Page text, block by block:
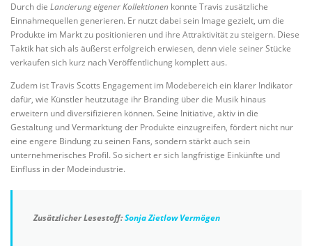
Durch die Lancierung eigener Kollektionen konnte Travis zusätzliche
Einnahmequellen generieren. Er nutzt dabei sein Image gezielt, um die
Produkte im Markt zu positionieren und ihre Attraktivität zu steigern. Diese
Taktik hat sich als äußerst erfolgreich erwiesen, denn viele seiner Stücke
verkaufen sich kurz nach Veröffentlichung komplett aus.
Zudem ist Travis Scotts Engagement im Modebereich ein klarer Indikator
dafür, wie Künstler heutzutage ihr Branding über die Musik hinaus
erweitern und diversifizieren können. Seine Initiative, aktiv in die
Gestaltung und Vermarktung der Produkte einzugreifen, fördert nicht nur
eine engere Bindung zu seinen Fans, sondern stärkt auch sein
unternehmerisches Profil. So sichert er sich langfristige Einkünfte und
Einfluss in der Modeindustrie.
Zusätzlicher Lesestoff:Sonja Zietlow Vermögen